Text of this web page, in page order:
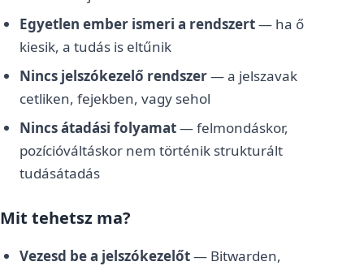
Egyetlen ember ismeri a rendszert— ha ő
kiesik, a tudás is eltűnik
Nincs jelszókezelő rendszer— a jelszavak
cetliken, fejekben, vagy sehol
Nincs átadási folyamat— felmondáskor,
pozícióváltáskor nem történik strukturált
tudásátadás
Mit tehetsz ma?
Vezesd be a jelszókezelőt— Bitwarden,